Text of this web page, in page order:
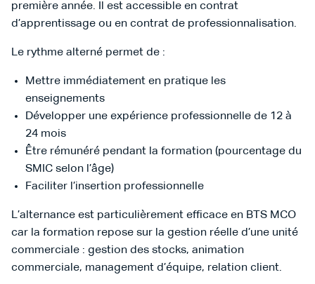
première année. Il est accessible en contrat
d’apprentissage ou en contrat de professionnalisation.
Le rythme alterné permet de :
Mettre immédiatement en pratique les
enseignements
Développer une expérience professionnelle de 12 à
24 mois
Être rémunéré pendant la formation (pourcentage du
SMIC selon l’âge)
Faciliter l’insertion professionnelle
L’alternance est particulièrement efficace en BTS MCO
car la formation repose sur la gestion réelle d’une unité
commerciale : gestion des stocks, animation
commerciale, management d’équipe, relation client.